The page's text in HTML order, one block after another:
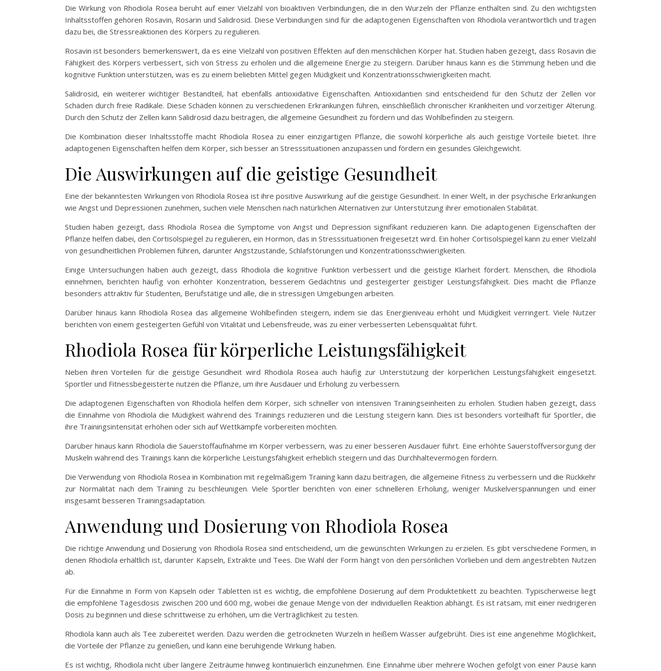
Die Wirkung von Rhodiola Rosea beruht auf einer Vielzahl von bioaktiven Verbindungen, die in den Wurzeln der Pflanze enthalten sind. Zu den wichtigsten
Inhaltsstoffen gehören Rosavin, Rosarin und Salidrosid. Diese Verbindungen sind für die adaptogenen Eigenschaften von Rhodiola verantwortlich und tragen
dazu bei, die Stressreaktionen des Körpers zu regulieren.
Rosavin ist besonders bemerkenswert, da es eine Vielzahl von positiven Effekten auf den menschlichen Körper hat. Studien haben gezeigt, dass Rosavin die
Fähigkeit des Körpers verbessert, sich von Stress zu erholen und die allgemeine Energie zu steigern. Darüber hinaus kann es die Stimmung heben und die
kognitive Funktion unterstützen, was es zu einem beliebten Mittel gegen Müdigkeit und Konzentrationsschwierigkeiten macht.
Salidrosid, ein weiterer wichtiger Bestandteil, hat ebenfalls antioxidative Eigenschaften. Antioxidantien sind entscheidend für den Schutz der Zellen vor
Schäden durch freie Radikale. Diese Schäden können zu verschiedenen Erkrankungen führen, einschließlich chronischer Krankheiten und vorzeitiger Alterung.
Durch den Schutz der Zellen kann Salidrosid dazu beitragen, die allgemeine Gesundheit zu fördern und das Wohlbefinden zu steigern.
Die Kombination dieser Inhaltsstoffe macht Rhodiola Rosea zu einer einzigartigen Pflanze, die sowohl körperliche als auch geistige Vorteile bietet. Ihre
adaptogenen Eigenschaften helfen dem Körper, sich besser an Stresssituationen anzupassen und fördern ein gesundes Gleichgewicht.
Die Auswirkungen auf die geistige Gesundheit
Eine der bekanntesten Wirkungen von Rhodiola Rosea ist ihre positive Auswirkung auf die geistige Gesundheit. In einer Welt, in der psychische Erkrankungen
wie Angst und Depressionen zunehmen, suchen viele Menschen nach natürlichen Alternativen zur Unterstützung ihrer emotionalen Stabilität.
Studien haben gezeigt, dass Rhodiola Rosea die Symptome von Angst und Depression signifikant reduzieren kann. Die adaptogenen Eigenschaften der
Pflanze helfen dabei, den Cortisolspiegel zu regulieren, ein Hormon, das in Stresssituationen freigesetzt wird. Ein hoher Cortisolspiegel kann zu einer Vielzahl
von gesundheitlichen Problemen führen, darunter Angstzustände, Schlafstörungen und Konzentrationsschwierigkeiten.
Einige Untersuchungen haben auch gezeigt, dass Rhodiola die kognitive Funktion verbessert und die geistige Klarheit fördert. Menschen, die Rhodiola
einnehmen, berichten häufig von erhöhter Konzentration, besserem Gedächtnis und gesteigerter geistiger Leistungsfähigkeit. Dies macht die Pflanze
besonders attraktiv für Studenten, Berufstätige und alle, die in stressigen Umgebungen arbeiten.
Darüber hinaus kann Rhodiola Rosea das allgemeine Wohlbefinden steigern, indem sie das Energieniveau erhöht und Müdigkeit verringert. Viele Nutzer
berichten von einem gesteigerten Gefühl von Vitalität und Lebensfreude, was zu einer verbesserten Lebensqualität führt.
Rhodiola Rosea für körperliche Leistungsfähigkeit
Neben ihren Vorteilen für die geistige Gesundheit wird Rhodiola Rosea auch häufig zur Unterstützung der körperlichen Leistungsfähigkeit eingesetzt.
Sportler und Fitnessbegeisterte nutzen die Pflanze, um ihre Ausdauer und Erholung zu verbessern.
Die adaptogenen Eigenschaften von Rhodiola helfen dem Körper, sich schneller von intensiven Trainingseinheiten zu erholen. Studien haben gezeigt, dass
die Einnahme von Rhodiola die Müdigkeit während des Trainings reduzieren und die Leistung steigern kann. Dies ist besonders vorteilhaft für Sportler, die
ihre Trainingsintensität erhöhen oder sich auf Wettkämpfe vorbereiten möchten.
Darüber hinaus kann Rhodiola die Sauerstoffaufnahme im Körper verbessern, was zu einer besseren Ausdauer führt. Eine erhöhte Sauerstoffversorgung der
Muskeln während des Trainings kann die körperliche Leistungsfähigkeit erheblich steigern und das Durchhaltevermögen fördern.
Die Verwendung von Rhodiola Rosea in Kombination mit regelmäßigem Training kann dazu beitragen, die allgemeine Fitness zu verbessern und die Rückkehr
zur Normalität nach dem Training zu beschleunigen. Viele Sportler berichten von einer schnelleren Erholung, weniger Muskelverspannungen und einer
insgesamt besseren Trainingsadaptation.
Anwendung und Dosierung von Rhodiola Rosea
Die richtige Anwendung und Dosierung von Rhodiola Rosea sind entscheidend, um die gewünschten Wirkungen zu erzielen. Es gibt verschiedene Formen, in
denen Rhodiola erhältlich ist, darunter Kapseln, Extrakte und Tees. Die Wahl der Form hängt von den persönlichen Vorlieben und dem angestrebten Nutzen
ab.
Für die Einnahme in Form von Kapseln oder Tabletten ist es wichtig, die empfohlene Dosierung auf dem Produktetikett zu beachten. Typischerweise liegt
die empfohlene Tagesdosis zwischen 200 und 600 mg, wobei die genaue Menge von der individuellen Reaktion abhängt. Es ist ratsam, mit einer niedrigeren
Dosis zu beginnen und diese schrittweise zu erhöhen, um die Verträglichkeit zu testen.
Rhodiola kann auch als Tee zubereitet werden. Dazu werden die getrockneten Wurzeln in heißem Wasser aufgebrüht. Dies ist eine angenehme Möglichkeit,
die Vorteile der Pflanze zu genießen, und kann eine beruhigende Wirkung haben.
Es ist wichtig, Rhodiola nicht über längere Zeiträume hinweg kontinuierlich einzunehmen. Eine Einnahme über mehrere Wochen gefolgt von einer Pause kann